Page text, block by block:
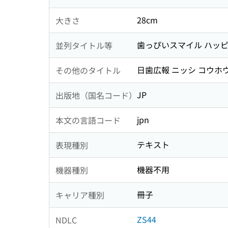
大きさ 28cm
並列タイトル等 歯っぴいスマイル ハッ
その他のタイトル 日歯広報 ニッシ コウホ
出版地（国名コード） JP
本文の言語コード jpn
表現種別 テキスト
機器種別 機器不用
キャリア種別 冊子
NDLC ZS44